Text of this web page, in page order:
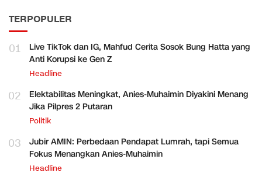
TERPOPULER
01
Live TikTok dan IG, Mahfud Cerita Sosok Bung Hatta yang
Anti Korupsi ke Gen Z
Headline
02
Elektabilitas Meningkat, Anies-Muhaimin Diyakini Menang
Jika Pilpres 2 Putaran
Politik
03
Jubir AMIN: Perbedaan Pendapat Lumrah, tapi Semua
Fokus Menangkan Anies-Muhaimin
Headline